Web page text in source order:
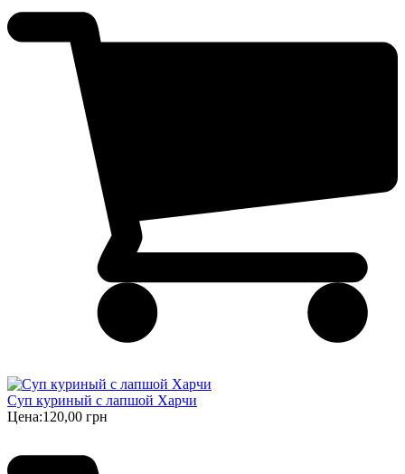
Суп куриный с лапшой Харчи
Цена:120,00 грн